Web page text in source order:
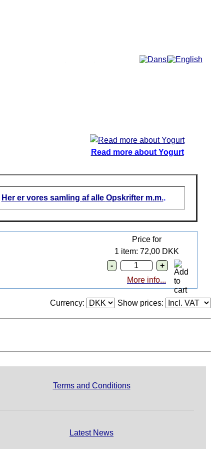
Read more about Yogurt
Her er vores samling af alle Opskrifter m.m..
Price for
1 item: 72,00 DKK
More info...
Currency: Show prices:
Terms and Conditions
Latest News